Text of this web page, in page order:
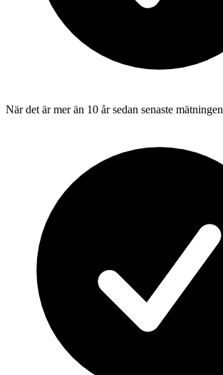
När det är mer än 10 år sedan senaste mätningen